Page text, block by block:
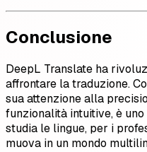
Conclusione
DeepL Translate ha
affrontare la traduzione.
sua attenzione alla
funzionalità intuitive, è
studia le lingue, per i
muova in un mondo